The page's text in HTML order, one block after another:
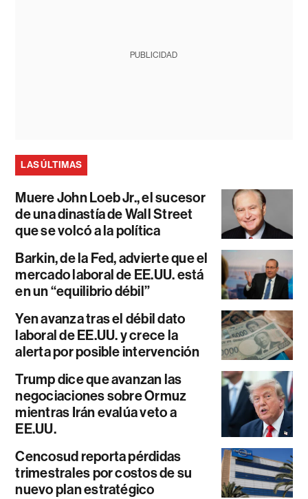
PUBLICIDAD
LAS ÚLTIMAS
Muere John Loeb Jr., el sucesor
de una dinastía de Wall Street
que se volcó a la política
Barkin, de la Fed, advierte que el
mercado laboral de EE.UU. está
en un “equilibrio débil”
Yen avanza tras el débil dato
laboral de EE.UU. y crece la
alerta por posible intervención
Trump dice que avanzan las
negociaciones sobre Ormuz
mientras Irán evalúa veto a
EE.UU.
Cencosud reporta pérdidas
trimestrales por costos de su
nuevo plan estratégico